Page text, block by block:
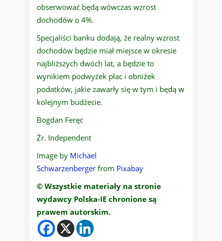
obserwować będą wówczas wzrost
dochodów o 4%.
Specjaliści banku dodają, że realny wzrost
dochodów będzie miał miejsce w okresie
najbliższych dwóch lat, a będzie to
wynikiem podwyżek płac i obniżek
podatków, jakie zawarły się w tym i będą w
kolejnym budżecie.
Bogdan Feręc
Źr. Independent
Image by Michael
Schwarzenberger from Pixabay
© Wszystkie materiały na stronie
wydawcy Polska-IE chronione są
prawem autorskim.